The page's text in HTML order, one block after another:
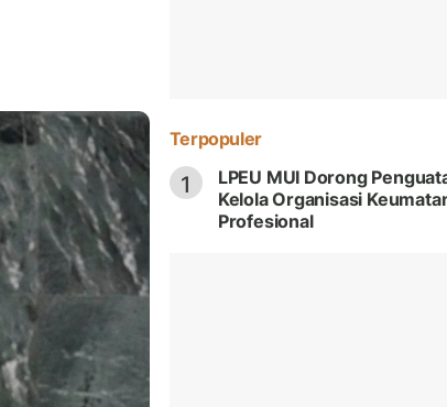
Terpopuler
1
LPEU MUI Dorong
Kelola Organisasi
Profesional